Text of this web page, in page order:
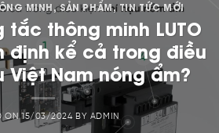
MINH,SẢN PHẨM,TIN TỨC MỚI
tắc thông minh LUTO
định kể cả trong điều
Việt Nam nóng ẩm?
ON15/03/2024BY ADMIN